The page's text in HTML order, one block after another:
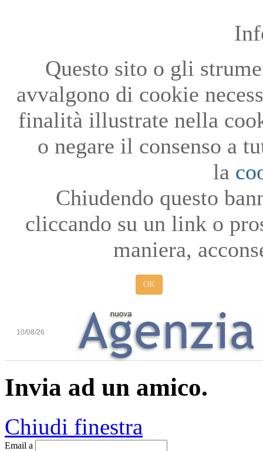
Questo sito o gli
avvalgono di cookie
finalità illustrate nella
o negare il consenso a
la
Chiudendo questo
cliccando su un link o
maniera,
OK
10/08/26
Invia ad un amico.
Chiudi finestra
Email a